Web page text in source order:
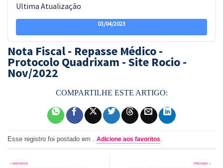
Ultima Atualização
03/04/2023
Nota Fiscal - Repasse Médico -
Protocolo Quadrixam - Site Rocio -
Nov/2022
Esse registro foi postado em . Adicione aos favoritos.